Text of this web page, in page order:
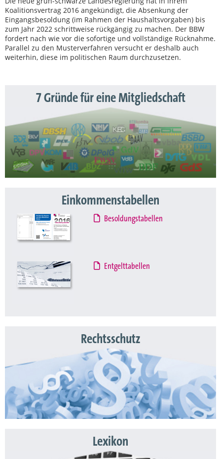
Koalitionsvertrag 2016 angekündigt, die Absenkung der
Eingangsbesoldung (im Rahmen der Haushaltsvorgaben) bis
zum Jahr 2022 schrittweise rückgängig zu machen. Der BBW
fordert nach wie vor die sofortige und vollständige Rücknahme.
Parallel zu den Musterverfahren versucht er deshalb auch
weiterhin, diese im politischen Raum durchzusetzen.
7 Gründe für eine Mitgliedschaft
Einkommenstabellen
Besoldungstabellen
Entgelttabellen
Rechtsschutz
Lexikon